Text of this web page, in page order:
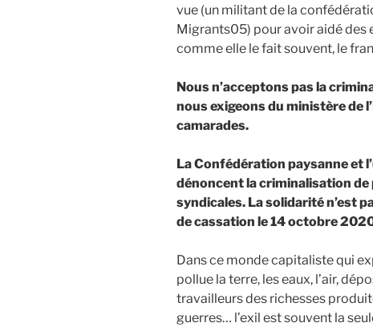
vue (un militant de la
Migrants05) pour avoir aidé des
comme elle le fait souvent, le
Nous n’acceptons pas la
nous exigeons du ministère de
camarades.
La Confédération paysanne et
dénoncent la criminalisation
syndicales. La solidarité n’est
de cassation le 14 octobre
Dans ce monde capitaliste qui
pollue la terre, les eaux, l’air,
travailleurs des richesses
guerres… l’exil est souvent la